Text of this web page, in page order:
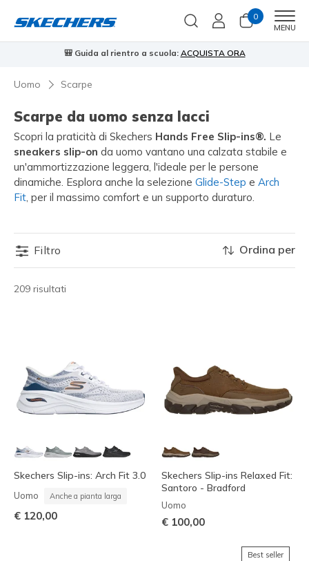
0
MENU
🎒 Guida al rientro a scuola: ACQUISTA ORA
Uomo Scarpe
Scarpe da uomo senza lacci
Scopri la praticità di Skechers Hands Free Slip-ins®. Le
sneakers slip-on da uomo vantano una calzata stabile e
un'ammortizzazione leggera, l'ideale per le persone
dinamiche. Esplora anche la selezione Glide-Step e Arch
Fit, per il massimo comfort e un supporto duraturo.
Filtro
209 risultati
Ordina per
Skechers Slip-ins: Arch Fit 3.0
Uomo Anche a pianta larga
€ 120,00
Skechers Slip-ins Relaxed Fit:
Santoro - Bradford
Uomo
€ 100,00
Best seller